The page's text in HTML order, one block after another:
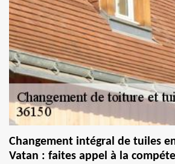
Changement intégral de tuiles
Vatan : faites appel à la